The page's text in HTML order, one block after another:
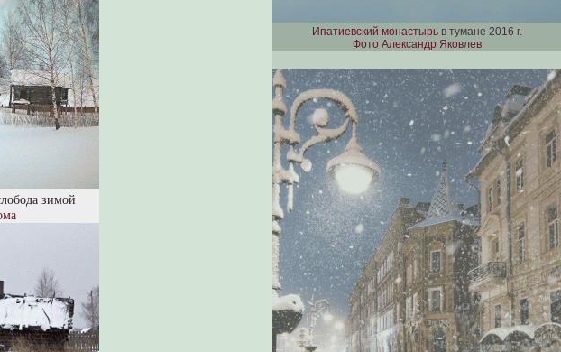
зимой
Ипатиевский монастырьв тумане 2016 г.
Фото Александр Яковлев